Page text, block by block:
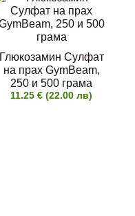
Глюкозамин Сулфат
на прах GymBeam,
250 и 500 грама
11.25 € (22.00 лв)